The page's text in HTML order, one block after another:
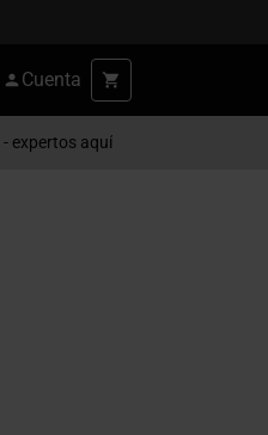
Cuenta
- expertos aquí